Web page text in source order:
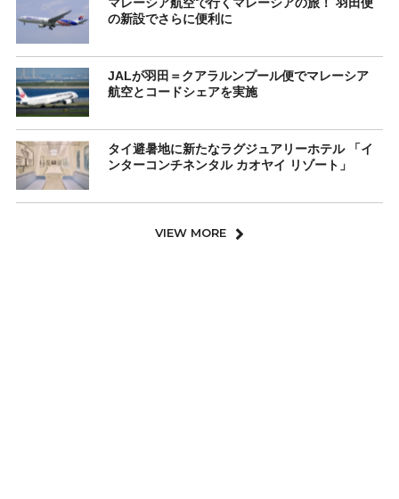
マレーシア航空で行くマレーシアの旅！ 羽田便
の新設でさらに便利に
JALが羽田＝クアラルンプール便でマレーシア
航空とコードシェアを実施
タイ避暑地に新たなラグジュアリーホテル 「イ
ンターコンチネンタル カオヤイ リゾート」
VIEW MORE